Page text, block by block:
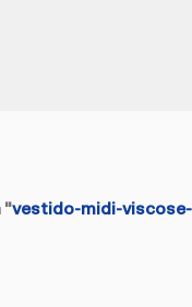
"vestido-midi-